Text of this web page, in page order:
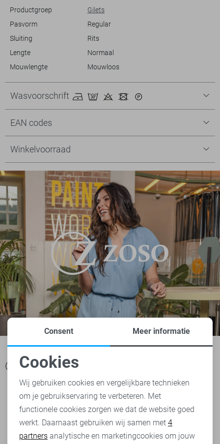
Productgroep
Gilets
Pasvorm
Regular
Sluiting
Rits
Lengte
Normaal
Mouwlengte
Mouwloos
Wasvoorschrift
EAN codes
Winkelvoorraad
Ook het bekijken waard
Noodzakelijke cookies
Personalisatie cookies
Analytische cookies
Consent Meer informatie
Cookies
Wij gebruiken cookies en vergelijkbare technieken
om je gebruikservaring te verbeteren. Met
functionele cookies zorgen we dat de website goed
werkt. Daarnaast gebruiken wij samen met 4
partners analytische en marketingcookies om jouw